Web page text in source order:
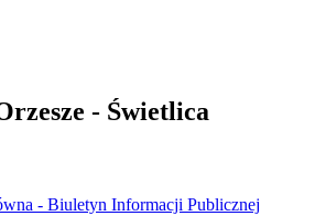
- Świetlica
- Biuletyn Informacji Publicznej